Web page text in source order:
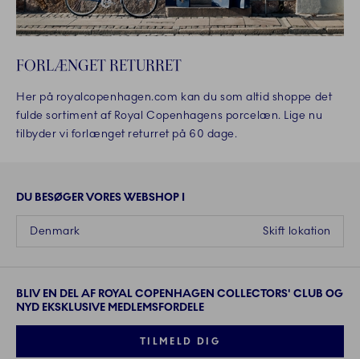
FORLÆNGET RETURRET
Her på royalcopenhagen.com kan du som altid shoppe det
fulde sortiment af Royal Copenhagens porcelæn. Lige nu
tilbyder vi forlænget returret på 60 dage.
DU BESØGER VORES WEBSHOP I
Skift lokation
Denmark
BLIV EN DEL AF ROYAL COPENHAGEN COLLECTORS' CLUB OG
NYD EKSKLUSIVE MEDLEMSFORDELE
TILMELD DIG